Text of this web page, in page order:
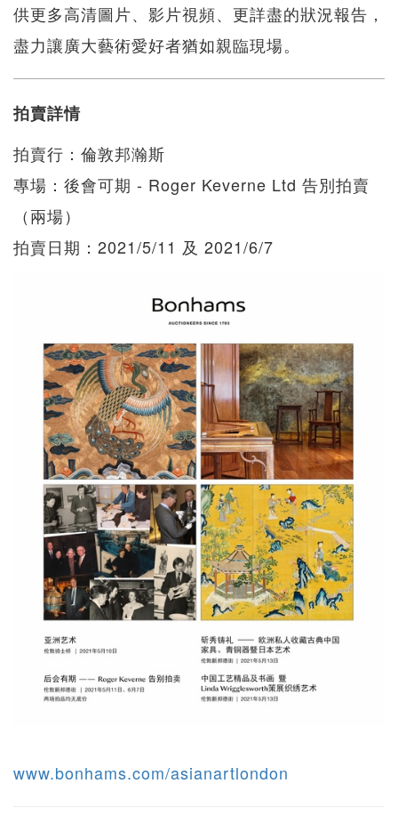
供更多高清圖片、影片視頻、更詳盡的狀況報告，
盡力讓廣大藝術愛好者猶如親臨現場。
拍賣詳情
拍賣行：倫敦邦瀚斯
專場：後會可期 - Roger Keverne Ltd 告別拍賣
（兩場）
拍賣日期：2021/5/11 及 2021/6/7
www.bonhams.com/asianartlondon